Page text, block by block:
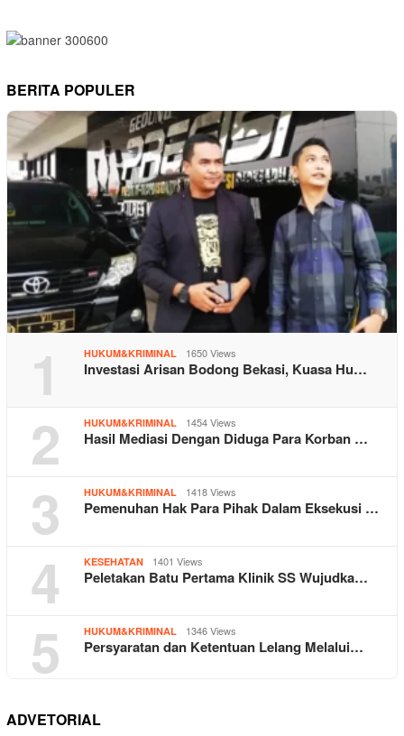
BERITA POPULER
1 HUKUM&KRIMINAL 1650 Views
Investasi Arisan Bodong Bekasi, Kuasa Hu…
2 HUKUM&KRIMINAL 1454 Views
Hasil Mediasi Dengan Diduga Para Korban …
3 HUKUM&KRIMINAL 1418 Views
Pemenuhan Hak Para Pihak Dalam Eksekusi …
4 KESEHATAN 1401 Views
Peletakan Batu Pertama Klinik SS Wujudka…
5 HUKUM&KRIMINAL 1346 Views
Persyaratan dan Ketentuan Lelang Melalui…
ADVETORIAL